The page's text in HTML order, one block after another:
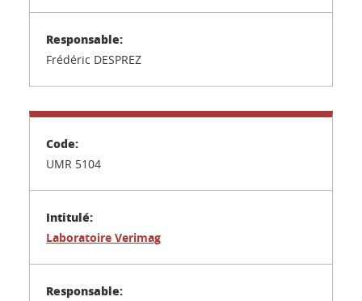
Frédéric DESPREZ
UMR 5104
Laboratoire Verimag